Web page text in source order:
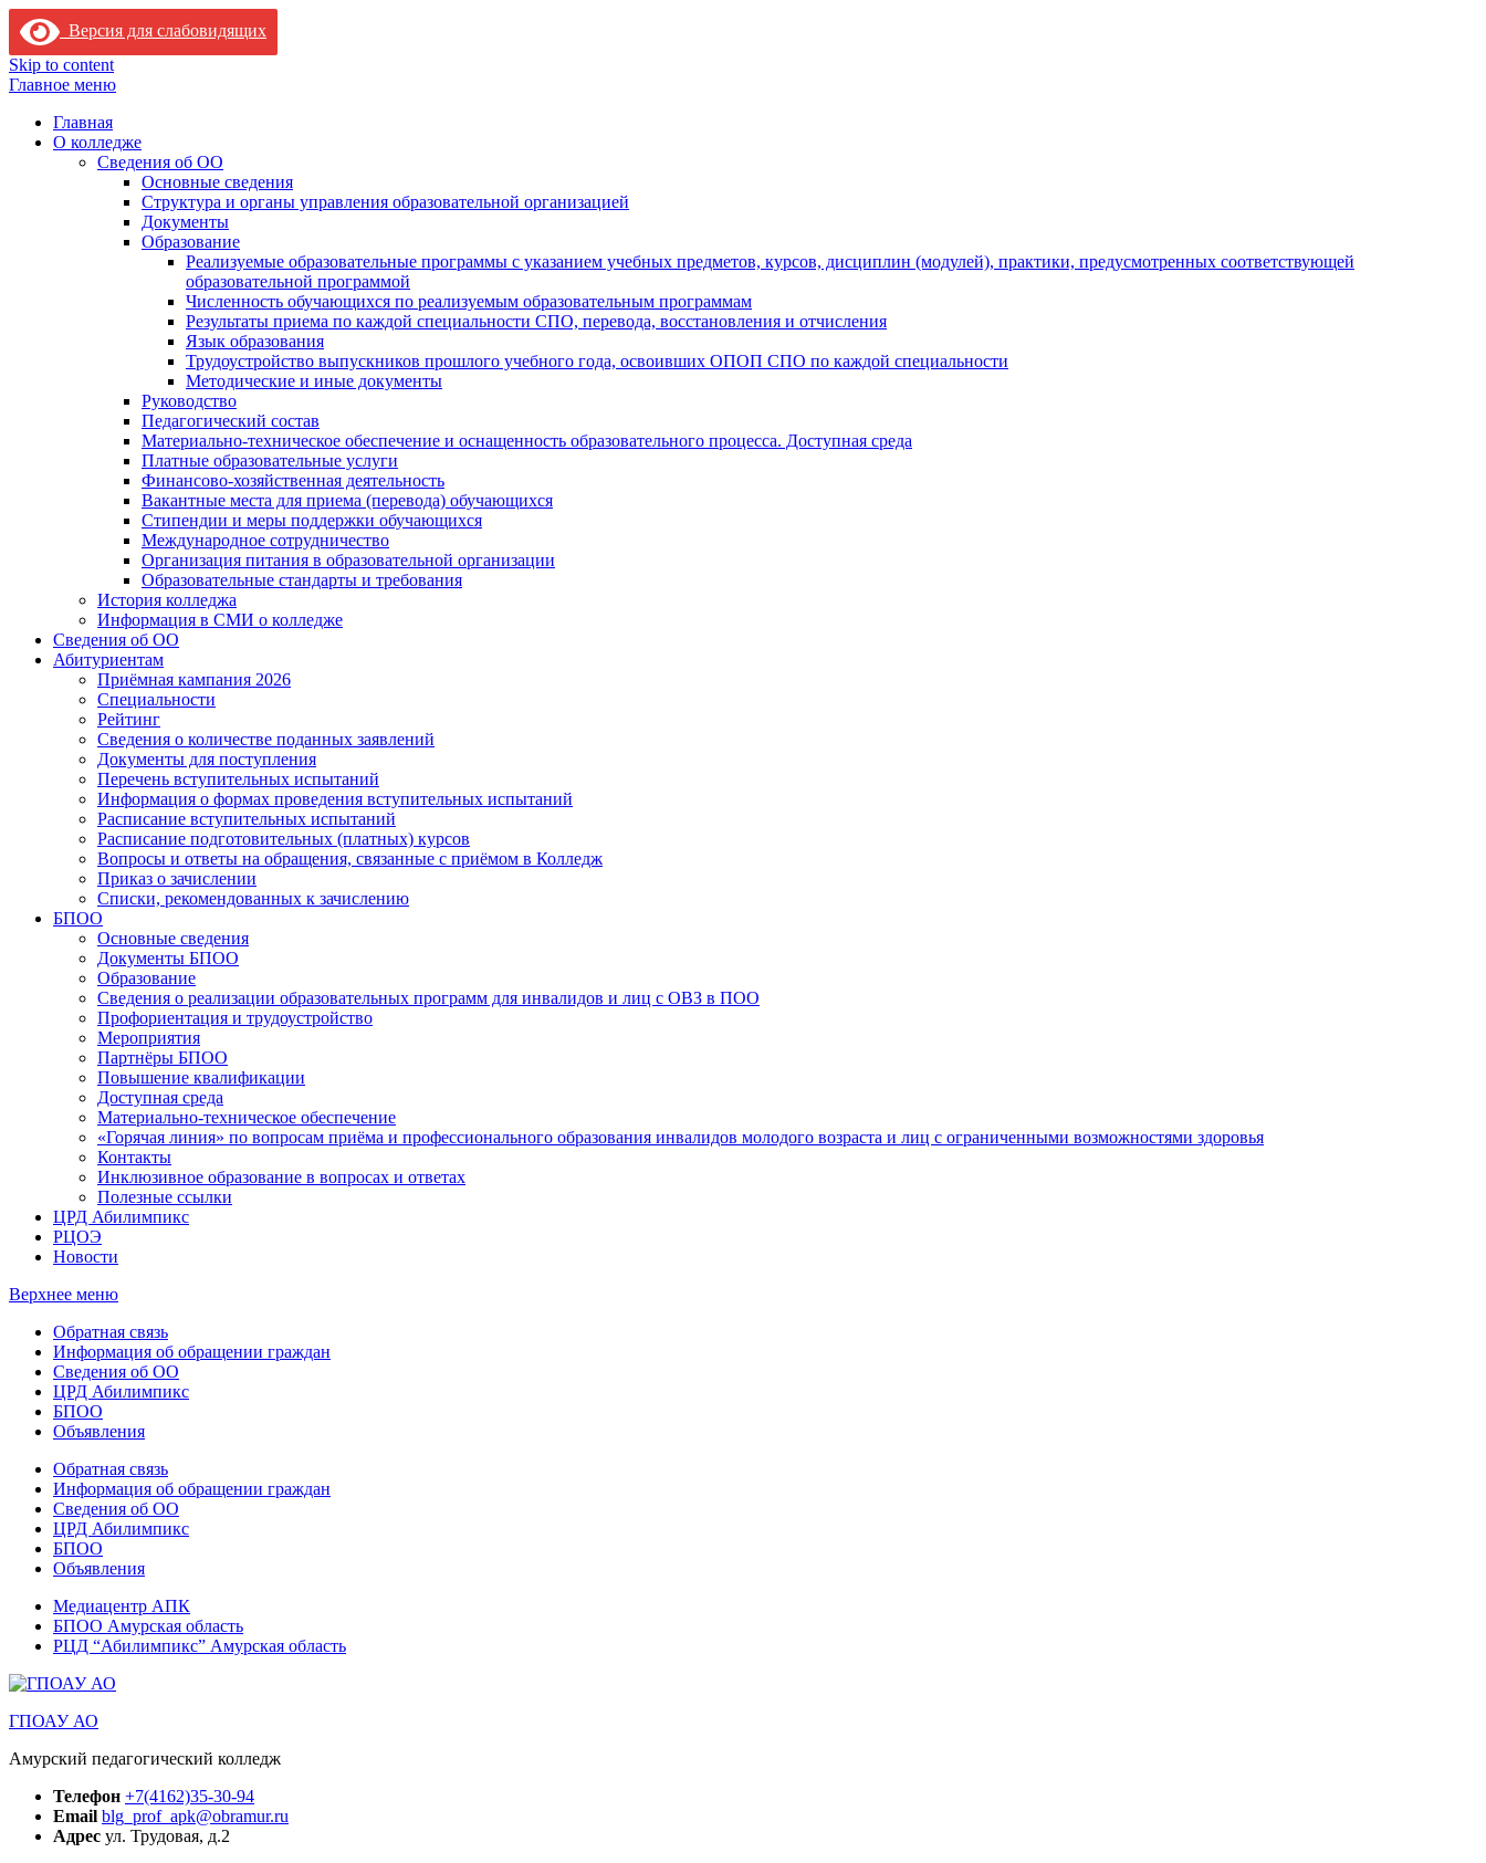
Версия для слабовидящих
Skip to content
Главное меню
Главная
О колледже
Сведения об ОО
Основные сведения
Структура и органы управления образовательной организацией
Документы
Образование
Реализуемые образовательные программы с указанием учебных предметов, курсов, дисциплин (модулей), практики, предусмотренных соответствующей
образовательной программой
Численность обучающихся по реализуемым образовательным программам
Результаты приема по каждой специальности СПО, перевода, восстановления и отчисления
Язык образования
Трудоустройство выпускников прошлого учебного года, освоивших ОПОП СПО по каждой специальности
Методические и иные документы
Руководство
Педагогический состав
Материально-техническое обеспечение и оснащенность образовательного процесса. Доступная среда
Платные образовательные услуги
Финансово-хозяйственная деятельность
Вакантные места для приема (перевода) обучающихся
Стипендии и меры поддержки обучающихся
Международное сотрудничество
Организация питания в образовательной организации
Образовательные стандарты и требования
История колледжа
Информация в СМИ о колледже
Сведения об ОО
Абитуриентам
Приёмная кампания 2026
Специальности
Рейтинг
Сведения о количестве поданных заявлений
Документы для поступления
Перечень вступительных испытаний
Информация о формах проведения вступительных испытаний
Расписание вступительных испытаний
Расписание подготовительных (платных) курсов
Вопросы и ответы на обращения, связанные с приёмом в Колледж
Приказ о зачислении
Списки, рекомендованных к зачислению
БПОО
Основные сведения
Документы БПОО
Образование
Сведения о реализации образовательных программ для инвалидов и лиц с ОВЗ в ПОО
Профориентация и трудоустройство
Мероприятия
Партнёры БПОО
Повышение квалификации
Доступная среда
Материально-техническое обеспечение
«Горячая линия» по вопросам приёма и профессионального образования инвалидов молодого возраста и лиц с ограниченными возможностями здоровья
Контакты
Инклюзивное образование в вопросах и ответах
Полезные ссылки
ЦРД Абилимпикс
РЦОЭ
Новости
Верхнее меню
Обратная связь
Информация об обращении граждан
Сведения об ОО
ЦРД Абилимпикс
БПОО
Объявления
Обратная связь
Информация об обращении граждан
Сведения об ОО
ЦРД Абилимпикс
БПОО
Объявления
Медиацентр АПК
БПОО Амурская область
РЦД “Абилимпикс” Амурская область
ГПОАУ АО
Амурский педагогический колледж
Телефон +7(4162)35-30-94
Email blg_prof_apk@obramur.ru
Адрес ул. Трудовая, д.2